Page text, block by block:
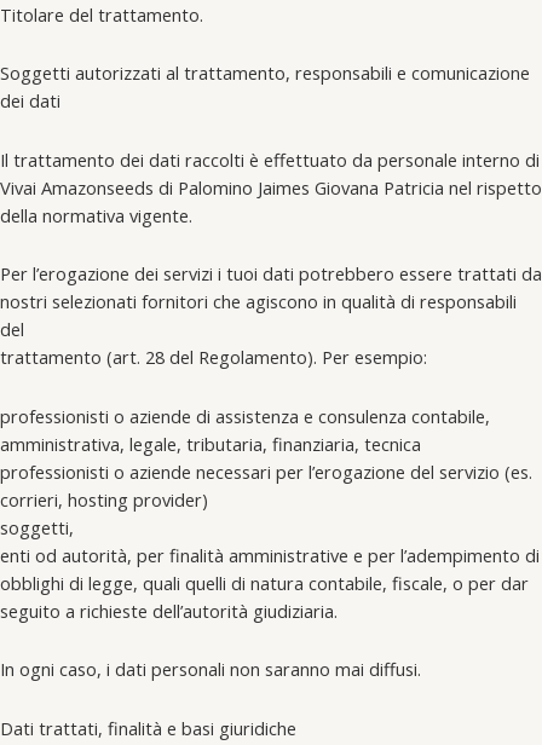
Titolare del trattamento.
Soggetti autorizzati al trattamento, responsabili e comunicazione
dei dati
Il trattamento dei dati raccolti è effettuato da personale interno di
Vivai Amazonseeds di Palomino Jaimes Giovana Patricia nel rispetto
della normativa vigente.
Per l’erogazione dei servizi i tuoi dati potrebbero essere trattati da
nostri selezionati fornitori che agiscono in qualità di responsabili
del
trattamento (art. 28 del Regolamento). Per esempio:
professionisti o aziende di assistenza e consulenza contabile,
amministrativa, legale, tributaria, finanziaria, tecnica
professionisti o aziende necessari per l’erogazione del servizio (es.
corrieri, hosting provider)
soggetti,
enti od autorità, per finalità amministrative e per l’adempimento di
obblighi di legge, quali quelli di natura contabile, fiscale, o per dar
seguito a richieste dell’autorità giudiziaria.
In ogni caso, i dati personali non saranno mai diffusi.
Dati trattati, finalità e basi giuridiche